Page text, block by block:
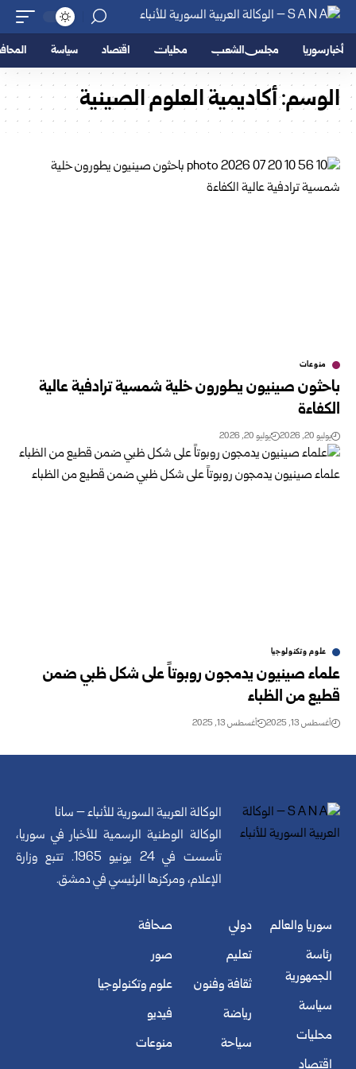
أخبار سوريا مجلس الشعب محليات اقتصاد سياسة
الوسم:أكاديمية العلوم الصينية
منوعات
باحثون صينيون يطورون خلية شمسية ترادفية عالية
الكفاءة
يوليو 20, 2026 يوليو 20, 2026
علوم وتكنولوجيا
علماء صينيون يدمجون روبوتاً على شكل ظبي ضمن
قطيع من الظباء
أغسطس 13, 2025 أغسطس 13, 2025
الوكالة العربية السورية للأنباء – سانا
الوكالة الوطنية الرسمية للأخبار في سوريا،
تأسست في 24 يونيو 1965. تتبع وزارة
الإعلام، ومركزها الرئيسي في دمشق.
سوريا والعالم
رئاسة
الجمهورية
سياسة
محليات
اقتصاد
دولي
تعليم
ثقافة وفنون
رياضة
سياحة
صحافة
صور
علوم وتكنولوجيا
فيديو
منوعات